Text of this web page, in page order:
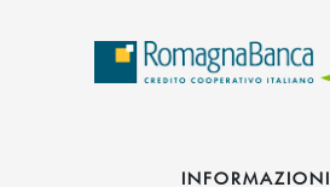
INFORMAZIONI